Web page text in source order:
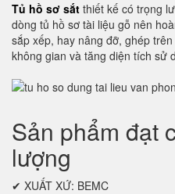
Tủ hồ sơ sắt thiết kế có trọng
dòng tủ hồ sơ tài liệu gỗ nên
sắp xếp, hay nâng đỡ, ghép
không gian và tăng diện tích sử
Sản phẩm đạt
lượng
✔ XUẤT XỨ: BEMC